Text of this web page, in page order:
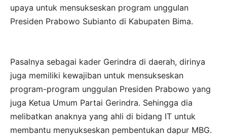
upaya untuk mensukseskan program unggulan
Presiden Prabowo Subianto di Kabupaten Bima.
Pasalnya sebagai kader Gerindra di daerah, dirinya
juga memiliki kewajiban untuk mensukseskan
program-program unggulan Presiden Prabowo yang
juga Ketua Umum Partai Gerindra. Sehingga dia
melibatkan anaknya yang ahli di bidang IT untuk
membantu menyukseskan pembentukan dapur MBG.